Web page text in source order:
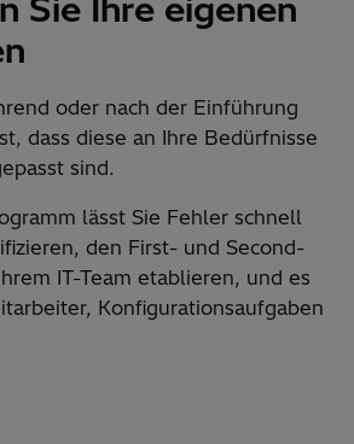
oder nach der Einführung
dass diese an Ihre Bedürfnisse
sind.
lässt Sie Fehler schnell
den First- und Second-
IT-Team etablieren, und es
Konfigurationsaufgaben